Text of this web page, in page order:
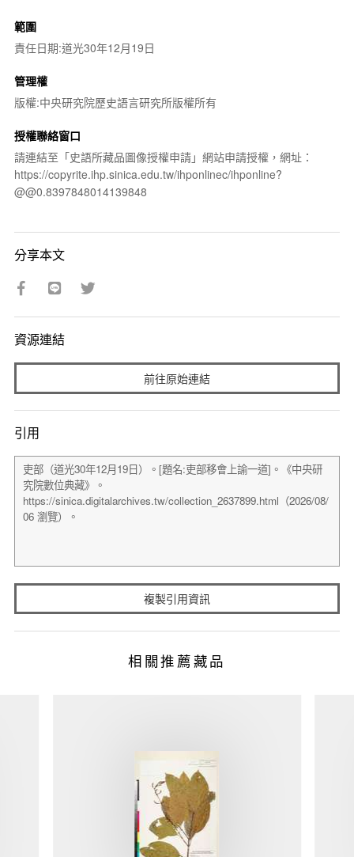
範圍
責任日期:道光30年12月19日
管理權
版權:中央研究院歷史語言研究所版權所有
授權聯絡窗口
請連結至「史語所藏品圖像授權申請」網站申請授權，網址：
https://copyrite.ihp.sinica.edu.tw/ihponlinec/ihponline?
@@0.8397848014139848
分享本文
資源連結
前往原始連結
引用
複製引用資訊
相關推薦藏品